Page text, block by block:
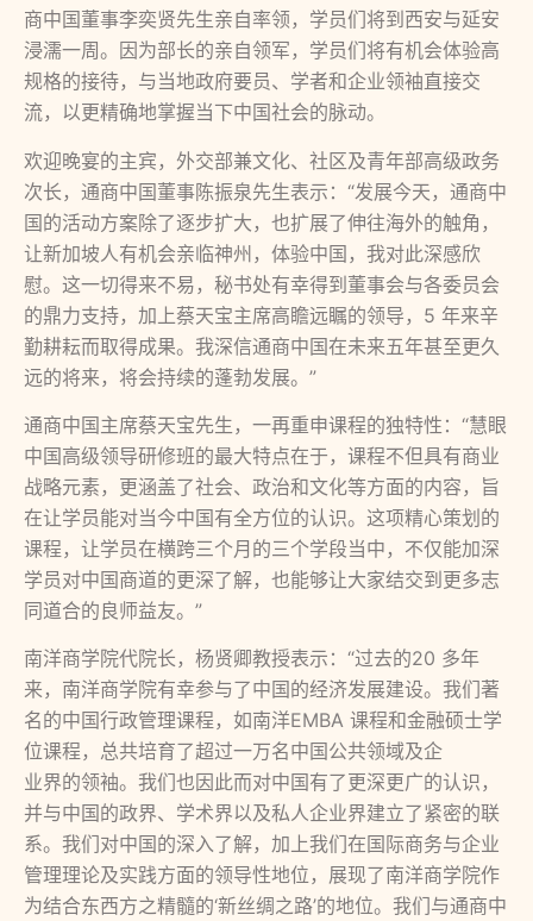
商中国董事李奕贤先生亲自率领，学员们将到西安与延安
浸濡一周。因为部长的亲自领军，学员们将有机会体验高
规格的接待，与当地政府要员、学者和企业领袖直接交
流，以更精确地掌握当下中国社会的脉动。
欢迎晚宴的主宾，外交部兼文化、社区及青年部高级政务
次长，通商中国董事陈振泉先生表示：“发展今天，通商中
国的活动方案除了逐步扩大，也扩展了伸往海外的触角，
让新加坡人有机会亲临神州，体验中国，我对此深感欣
慰。这一切得来不易，秘书处有幸得到董事会与各委员会
的鼎力支持，加上蔡天宝主席高瞻远瞩的领导，5 年来辛
勤耕耘而取得成果。我深信通商中国在未来五年甚至更久
远的将来，将会持续的蓬勃发展。”
通商中国主席蔡天宝先生，一再重申课程的独特性：“慧眼
中国高级领导研修班的最大特点在于，课程不但具有商业
战略元素，更涵盖了社会、政治和文化等方面的内容，旨
在让学员能对当今中国有全方位的认识。这项精心策划的
课程，让学员在横跨三个月的三个学段当中，不仅能加深
学员对中国商道的更深了解，也能够让大家结交到更多志
同道合的良师益友。”
南洋商学院代院长，杨贤卿教授表示：“过去的20 多年
来，南洋商学院有幸参与了中国的经济发展建设。我们著
名的中国行政管理课程，如南洋EMBA 课程和金融硕士学
位课程，总共培育了超过一万名中国公共领域及企
业界的领袖。我们也因此而对中国有了更深更广的认识，
并与中国的政界、学术界以及私人企业界建立了紧密的联
系。我们对中国的深入了解，加上我们在国际商务与企业
管理理论及实践方面的领导性地位，展现了南洋商学院作
为结合东西方之精髓的‘新丝绸之路’的地位。我们与通商中